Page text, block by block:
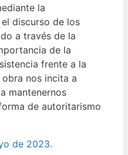
la
discurso de los
a través de la
de la
frente a la
nos incita a
mantenernos
de autoritarismo
de 2023.